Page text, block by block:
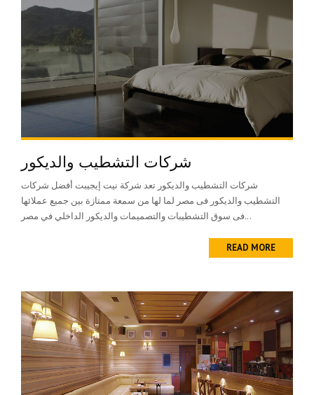
شركات التشطيب والديكور
شركات التشطيب والديكور تعد شركة نيت إيجيبت أفضل شركات
التشطيب والديكور فى مصر لما لها من سمعة ممتازة بين جميع عملائها
فى سوق التشطيبات والتصميمات والديكور الداخلي في مصر...
READ MORE